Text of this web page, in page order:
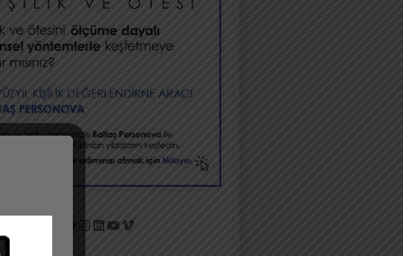
Facebook
Instagram
LinkedIn
YouTube
Vimeo